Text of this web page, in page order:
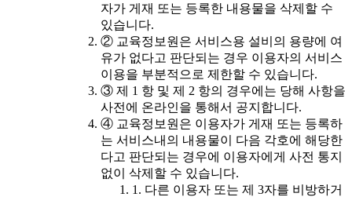
자가 게재 또는 등록한 내용물을 삭제할 수
있습니다.
② 교육정보원은 서비스용 설비의 용량에 여
유가 없다고 판단되는 경우 이용자의 서비스
이용을 부분적으로 제한할 수 있습니다.
③ 제 1 항 및 제 2 항의 경우에는 당해 사항을
사전에 온라인을 통해서 공지합니다.
④ 교육정보원은 이용자가 게재 또는 등록하
는 서비스내의 내용물이 다음 각호에 해당한
다고 판단되는 경우에 이용자에게 사전 통지
없이 삭제할 수 있습니다.
1. 다른 이용자 또는 제 3자를 비방하거